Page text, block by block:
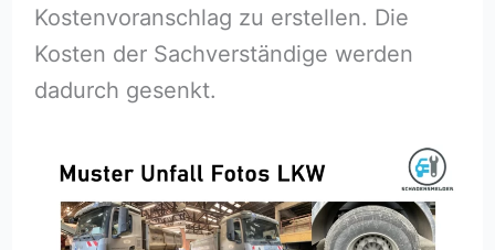
Kostenvoranschlag zu erstellen. Die
Kosten der Sachverständige werden
dadurch gesenkt.